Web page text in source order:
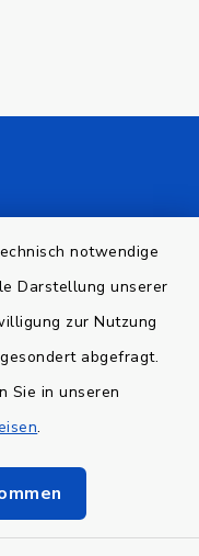
notwendige
Darstellung unserer
zur Nutzung
abgefragt.
Sie in unseren
.